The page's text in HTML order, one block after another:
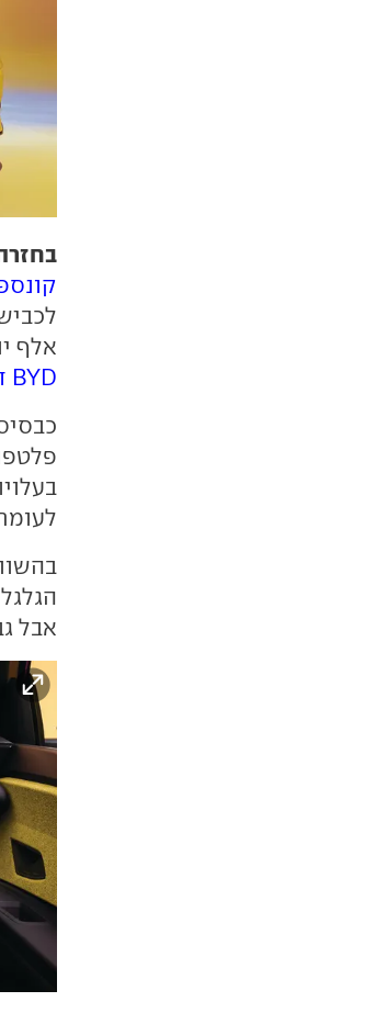
אלף יורו,
BYD דולפין
אבל גבוהה ב-6 ס"מ. תא